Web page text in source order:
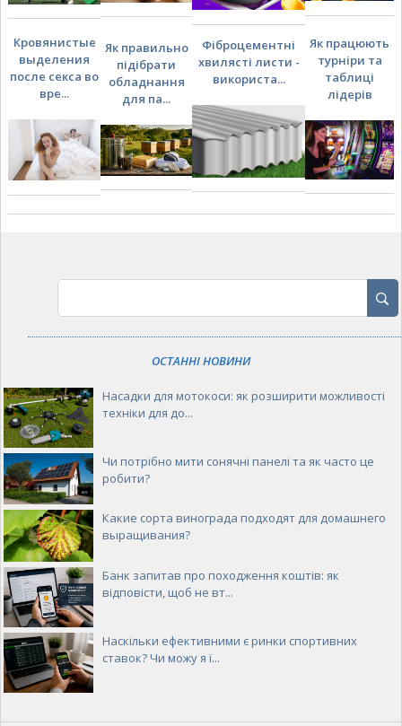
Кровянистые
выделения
после секса во
вре...
Як правильно
підібрати
обладнання
для па...
Фіброцементні
хвилясті листи -
використа...
Як працюють
турніри та
таблиці
лідерів
ОСТАННІ НОВИНИ
Насадки для мотокоси: як розширити можливості
техніки для до...
Чи потрібно мити сонячні панелі та як часто це
робити?
Какие сорта винограда подходят для домашнего
выращивания?
Банк запитав про походження коштів: як
відповісти, щоб не вт...
Наскільки ефективними є ринки спортивних
ставок? Чи можу я ї...